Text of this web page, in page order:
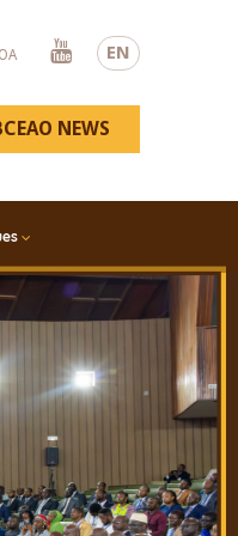
EN
Youtube
NEWS